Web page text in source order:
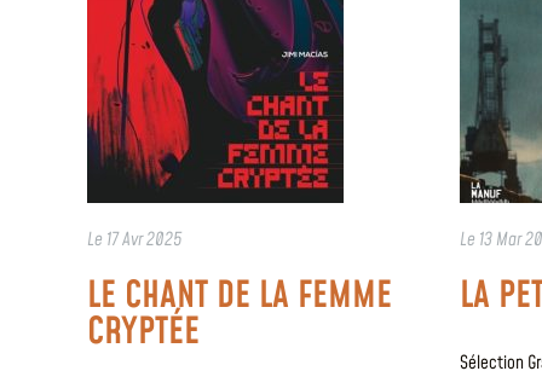
Le 17 Avr 2025
LE CHANT DE LA FEMME
CRYPTÉE
Le 13 Mar
LA
Sélection